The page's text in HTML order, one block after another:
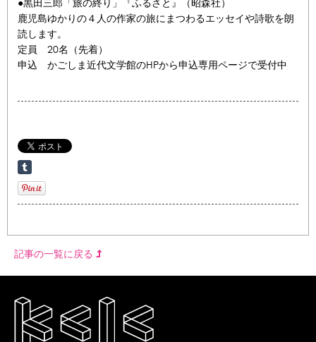
鹿児島ゆかりの４人の作家の旅にまつわるエッセイや詩歌を朗
読します。
定員 20名（先着）
申込 かごしま近代文学館のHPから申込専用ページで受付中
記事の一覧に戻る